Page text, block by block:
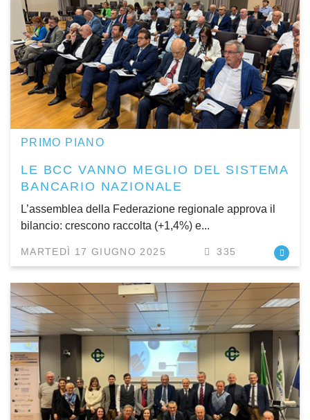
PRIMO PIANO
LE BCC VANNO MEGLIO DEL SISTEMA
BANCARIO NAZIONALE
L’assemblea della Federazione regionale approva il
bilancio: crescono raccolta (+1,4%) e...
MARTEDÌ 17 GIUGNO 2025 335